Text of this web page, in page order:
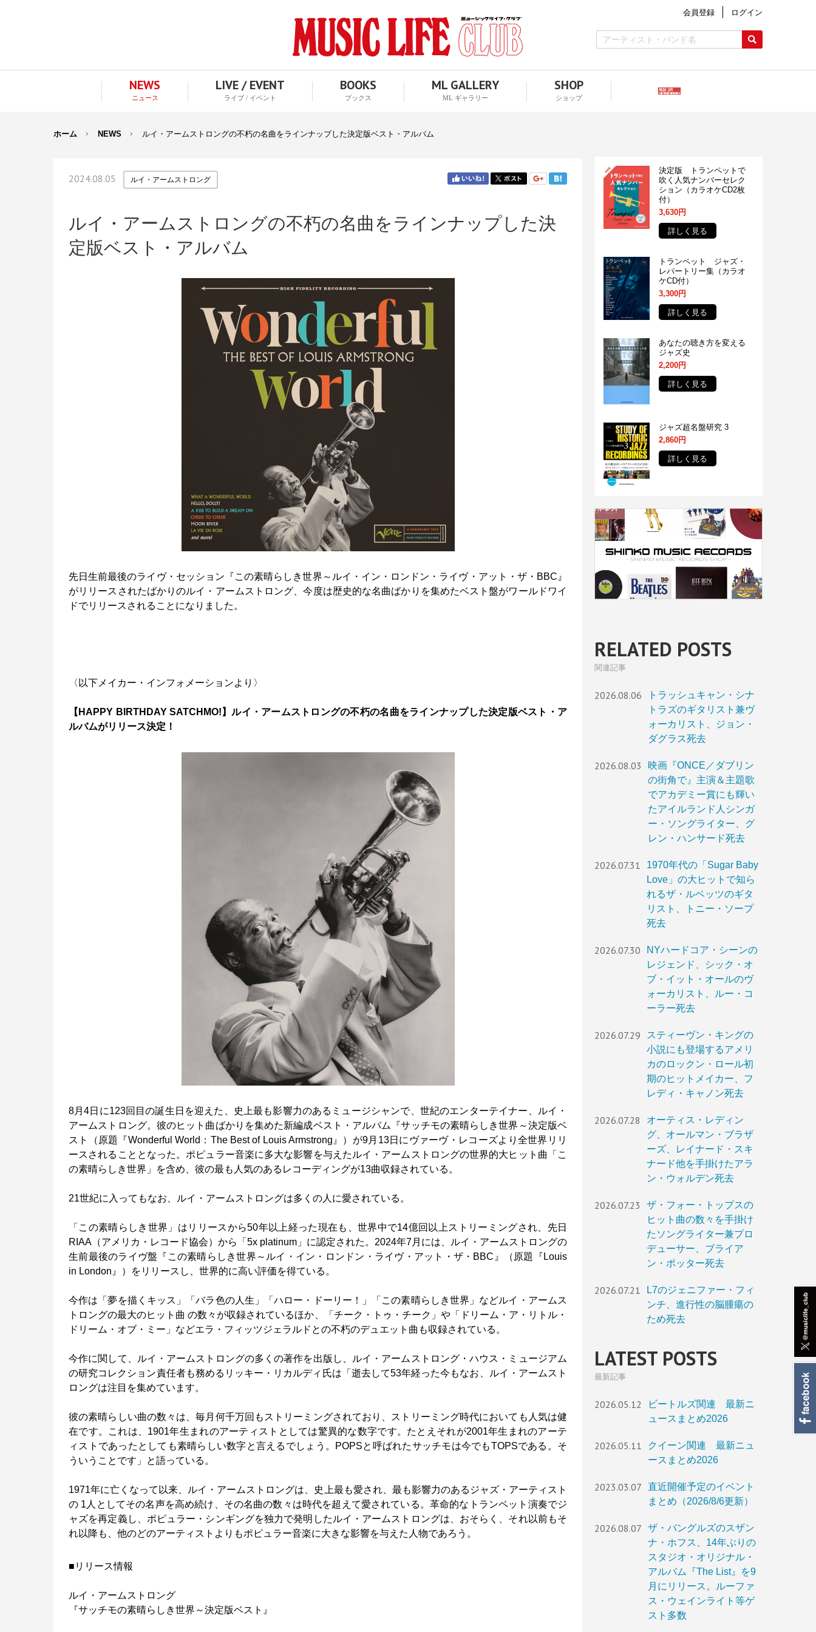
会員登録 ログイン
NEWS
ニュース
LIVE / EVENT
ライブ / イベント
BOOKS
ブックス
ML GALLERY
ML ギャラリー
SHOP
ショップ
ホーム NEWS ルイ・アームストロングの不朽の名曲をラインナップした決定版ベスト・アルバム
2024.08.05 ルイ・アームストロング
ルイ・アームストロングの不朽の名曲をラインナップした決
定版ベスト・アルバム
先日生前最後のライヴ・セッション『この素晴らしき世界～ルイ・イン・ロンドン・ライヴ・アット・ザ・BBC』
がリリースされたばかりのルイ・アームストロング、今度は歴史的な名曲ばかりを集めたベスト盤がワールドワイ
ドでリリースされることになりました。
〈以下メイカー・インフォメーションより〉
【HAPPY BIRTHDAY SATCHMO!】ルイ・アームストロングの不朽の名曲をラインナップした決定版ベスト・ア
ルバムがリリース決定！
8月4日に123回目の誕生日を迎えた、史上最も影響力のあるミュージシャンで、世紀のエンターテイナー、ルイ・
アームストロング。彼のヒット曲ばかりを集めた新編成ベスト・アルバム『サッチモの素晴らしき世界～決定版ベ
スト（原題『Wonderful World：The Best of Louis Armstrong』）が9月13日にヴァーヴ・レコーズより全世界リリ
ースされることとなった。ポピュラー音楽に多大な影響を与えたルイ・アームストロングの世界的大ヒット曲「こ
の素晴らしき世界」を含め、彼の最も人気のあるレコーディングが13曲収録されている。
21世紀に入ってもなお、ルイ・アームストロングは多くの人に愛されている。
「この素晴らしき世界」はリリースから50年以上経った現在も、世界中で14億回以上ストリーミングされ、先日
RIAA（アメリカ・レコード協会）から「5x platinum」に認定された。2024年7月には、ルイ・アームストロングの
生前最後のライヴ盤『この素晴らしき世界～ルイ・イン・ロンドン・ライヴ・アット・ザ・BBC』（原題『Louis
in London』）をリリースし、世界的に高い評価を得ている。
今作は「夢を描くキッス」「バラ色の人生」「ハロー・ドーリー！」「この素晴らしき世界」などルイ・アームス
トロングの最大のヒット曲 の数々が収録されているほか、「チーク・トゥ・チーク」や「ドリーム・ア・リトル・
ドリーム・オブ・ミー」などエラ・フィッツジェラルドとの不朽のデュエット曲も収録されている。
今作に関して、ルイ・アームストロングの多くの著作を出版し、ルイ・アームストロング・ハウス・ミュージアム
の研究コレクション責任者も務めるリッキー・リカルディ氏は「逝去して53年経った今もなお、ルイ・アームスト
ロングは注目を集めています。
彼の素晴らしい曲の数々は、毎月何千万回もストリーミングされており、ストリーミング時代においても人気は健
在です。これは、1901年生まれのアーティストとしては驚異的な数字です。たとえそれが2001年生まれのアーテ
ィストであったとしても素晴らしい数字と言えるでしょう。POPSと呼ばれたサッチモは今でもTOPSである。そ
ういうことです」と語っている。
1971年に亡くなって以来、ルイ・アームストロングは、史上最も愛され、最も影響力のあるジャズ・アーティスト
の 1人としてその名声を高め続け、その名曲の数々は時代を超えて愛されている。革命的なトランペット演奏でジ
ャズを再定義し、ポピュラー・シンギングを独力で発明したルイ・アームストロングは、おそらく、それ以前もそ
れ以降も、他のどのアーティストよりもポピュラー音楽に大きな影響を与えた人物であろう。
■リリース情報
ルイ・アームストロング
『サッチモの素晴らしき世界～決定版ベスト』
決定版 トランペットで
吹く人気ナンバーセレク
ション（カラオケCD2枚
付）
3,630円
詳しく見る
トランペット ジャズ・
レパートリー集（カラオ
ケCD付）
3,300円
詳しく見る
あなたの聴き方を変える
ジャズ史
2,200円
詳しく見る
ジャズ超名盤研究 3
2,860円
詳しく見る
RELATED POSTS
関連記事
2026.08.06
トラッシュキャン・シナ
トラズのギタリスト兼ヴ
ォーカリスト、ジョン・
ダグラス死去
2026.08.03
映画『ONCE／ダブリン
の街角で』主演＆主題歌
でアカデミー賞にも輝い
たアイルランド人シンガ
ー・ソングライター、グ
レン・ハンサード死去
2026.07.31
1970年代の「Sugar Baby
Love」の大ヒットで知ら
れるザ・ルベッツのギタ
リスト、トニー・ソープ
死去
2026.07.30
NYハードコア・シーンの
レジェンド、シック・オ
ブ・イット・オールのヴ
ォーカリスト、ルー・コ
ーラー死去
2026.07.29
スティーヴン・キングの
小説にも登場するアメリ
カのロックン・ロール初
期のヒットメイカー、フ
レディ・キャノン死去
2026.07.28
オーティス・レディン
グ、オールマン・ブラザ
ーズ、レイナード・スキ
ナード他を手掛けたアラ
ン・ウォルデン死去
2026.07.23
ザ・フォー・トップスの
ヒット曲の数々を手掛け
たソングライター兼プロ
デューサー、ブライア
ン・ポッター死去
2026.07.21
L7のジェニファー・フィ
ンチ、進行性の脳腫瘍の
ため死去
LATEST POSTS
最新記事
2026.05.12
ビートルズ関連 最新ニ
ュースまとめ2026
2026.05.11
クイーン関連 最新ニュ
ースまとめ2026
2023.03.07
直近開催予定のイベント
まとめ（2026/8/6更新）
2026.08.07
ザ・バングルズのスザン
ナ・ホフス、14年ぶりの
スタジオ・オリジナル・
アルバム『The List』を9
月にリリース。ルーファ
ス・ウェインライト等ゲ
スト多数